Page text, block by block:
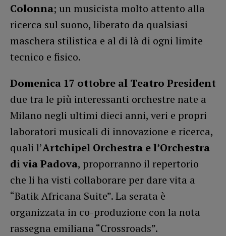
Colonna; un musicista molto attento alla
ricerca sul suono, liberato da qualsiasi
maschera stilistica e al di là di ogni limite
tecnico e fisico.
Domenica 17 ottobre al Teatro President
due tra le più interessanti orchestre nate a
Milano negli ultimi dieci anni, veri e propri
laboratori musicali di innovazione e ricerca,
quali l’Artchipel Orchestra e l’Orchestra
di via Padova, proporranno il repertorio
che li ha visti collaborare per dare vita a
“Batik Africana Suite”. La serata è
organizzata in co-produzione con la nota
rassegna emiliana “Crossroads”.